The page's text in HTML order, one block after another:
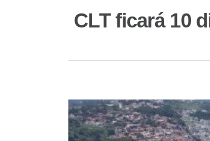
CLT ficará 10